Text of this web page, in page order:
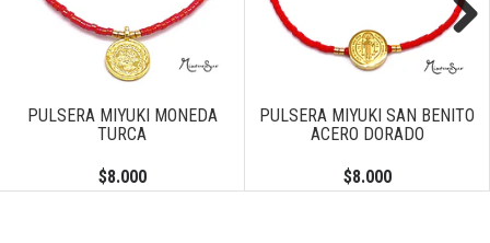
PULSERA MIYUKI MONEDA
TURCA
$8.000
PULSERA MIYUKI SAN BENITO
ACERO DORADO
$8.000
Next